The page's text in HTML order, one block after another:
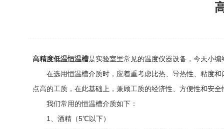
高精度低温恒温槽是实验室里常见的温度仪器设备，今天小
在选用恒温槽介质时，应着重考虑比热、导热性、粘度和
点高的工质，在此基础上，兼顾工质的经济性、方便性和安全
我们常用的恒温槽介质如下：
1、酒精（5℃以下）